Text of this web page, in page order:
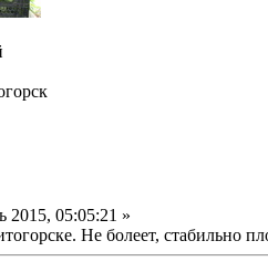
2015, 05:05:21 »
Не болеет, стабильно